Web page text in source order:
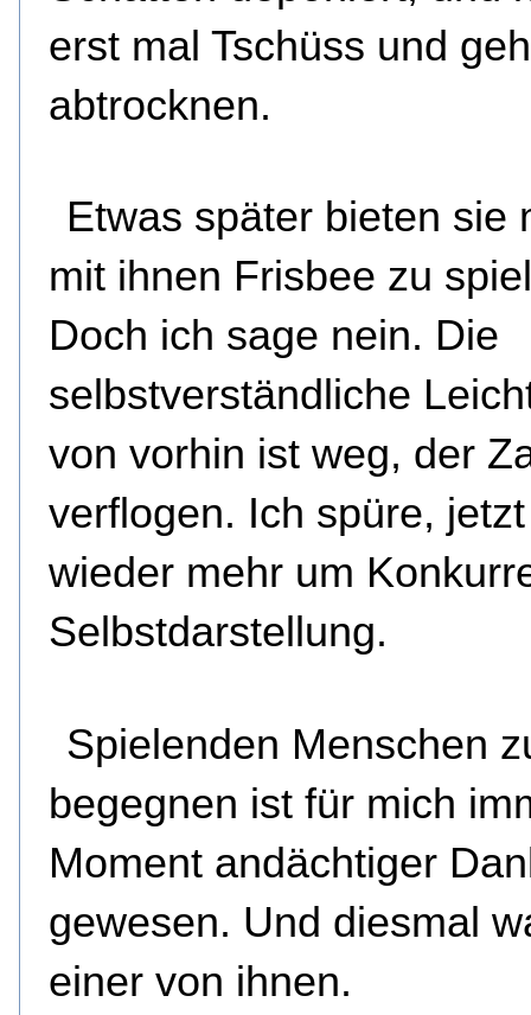
erst mal Tschüss und
abtrocknen.
Etwas später bieten sie
mit ihnen Frisbee zu
Doch ich sage nein. Die
selbstverständliche
von vorhin ist weg, der
verflogen. Ich spüre,
wieder mehr um
Selbstdarstellung.
Spielenden Menschen
begegnen ist für mich
Moment andächtiger
gewesen. Und diesmal
einer von ihnen.